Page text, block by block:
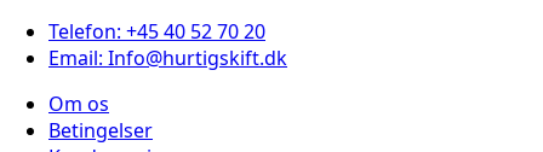
Telefon: +45 40 52 70 20
Email: Info@hurtigskift.dk
Om os
Betingelser